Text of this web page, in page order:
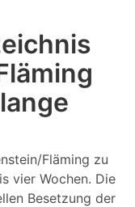
Fläming zu
vier Wochen. Die
Besetzung der